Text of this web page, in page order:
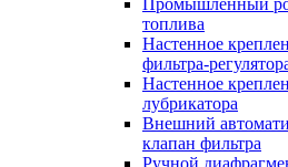
Промышленный
топлива
Настенное
фильтра-
Настенное
лубрикатора
Внешний
клапан фильтра
Ручной